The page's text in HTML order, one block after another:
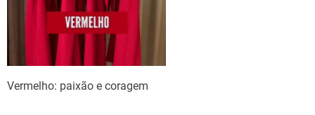
Vermelho: paixão e coragem